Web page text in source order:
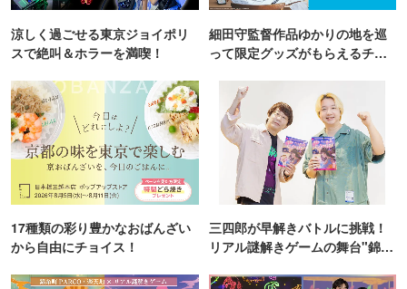
涼しく過ごせる東京ジョイポリ
スで絶叫＆ホラーを満喫！
細田守監督作品ゆかりの地を巡
って限定グッズがもらえるチャ
17種類の彩り豊かなおばんざい
から自由にチョイス！
三四郎が早解きバトルに挑戦！
リアル謎解きゲームの舞台"錦糸